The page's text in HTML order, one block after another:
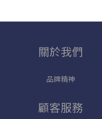
關於我們
品牌精神
顧客服務